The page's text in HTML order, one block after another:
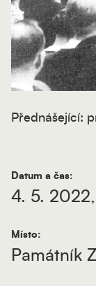
Přednášející:
Datum a čas:
4. 5.
Místo:
Památník